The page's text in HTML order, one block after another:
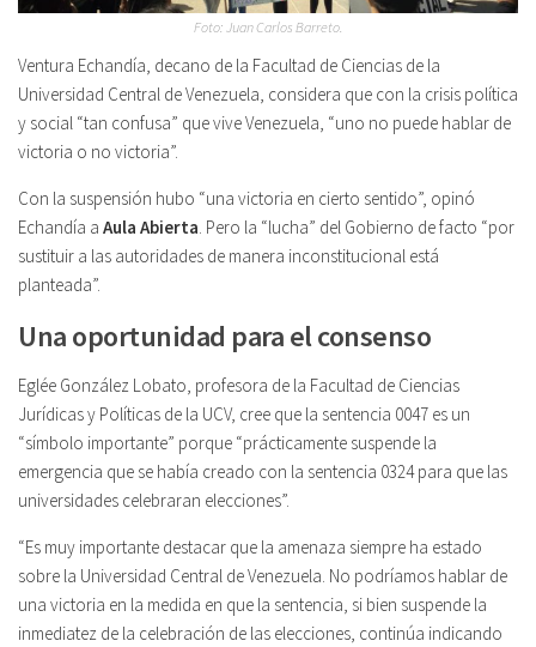
Foto: Juan Carlos Barreto.
Ventura Echandía, decano de la Facultad de Ciencias de la
Universidad Central de Venezuela, considera que con la crisis política
y social “tan confusa” que vive Venezuela, “uno no puede hablar de
victoria o no victoria”.
Con la suspensión hubo “una victoria en cierto sentido”, opinó
Echandía a Aula Abierta. Pero la “lucha” del Gobierno de facto “por
sustituir a las autoridades de manera inconstitucional está
planteada”.
Una oportunidad para el consenso
Eglée González Lobato, profesora de la Facultad de Ciencias
Jurídicas y Políticas de la UCV, cree que la sentencia 0047 es un
“símbolo importante” porque “prácticamente suspende la
emergencia que se había creado con la sentencia 0324 para que las
universidades celebraran elecciones”.
“Es muy importante destacar que la amenaza siempre ha estado
sobre la Universidad Central de Venezuela. No podríamos hablar de
una victoria en la medida en que la sentencia, si bien suspende la
inmediatez de la celebración de las elecciones, continúa indicando